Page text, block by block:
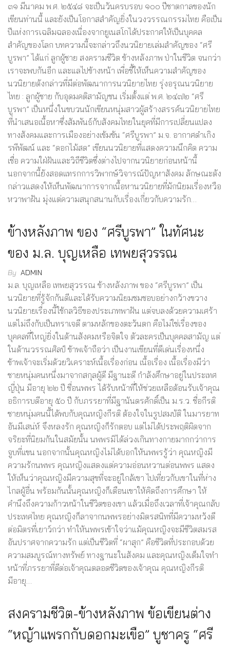
๓๑ มีนาคม พ.ศ. ๒๕๔๘ จะเป็นวันครบรอบ ๑๐๐ ปีชาตกาลของนัก
เขียนท่านนี้ และยังเป็นโอกาสสำคัญยิ่งในวงวรรณกรรมไทย คือเป็น
ปีแห่งการเฉลิมฉลองเนื่องจากยูเนสโกได้ประกาศให้เป็นบุคคล
สำคัญของโลก บทความนี้จะกล่าวถึงนวนิยายเล่มสำคัญของ “ศรี
บูรพา” ได้แก่ ลูกผู้ชาย สงครามชีวิต ข้างหลังภาพ ป่าในชีวิต จนกว่า
เราจะพบกันอีก และแลไปข้างหน้า เพื่อชี้ให้เห็นความสำคัญของ
นวนิยายดังกล่าวที่มีต่อพัฒนาการนวนิยายไทย รุ่งอรุณนวนิยาย
ไทย : ลูกผู้ชาย กับอุดมคติสามัญชน เริ่มตั้งแต่ พ.ศ. ๒๔๗๒ “ศรี
บูรพา” เป็นหนึ่งในขบวนนักเขียนหนุ่มสาวผู้สร้างสรรค์นวนิยายไทย
ที่นำเสนอเนื้อหาซึ่งสัมพันธ์กับสังคมไทยในยุคที่มีการเปลี่ยนแปลง
ทางสังคมและการเมืองอย่างเข้มข้น “ศรีบูรพา” ม.จ. อากาศดำเกิง
รพีพัฒน์ และ “ดอกไม้สด” เขียนนวนิยายที่แสดงความนึกคิด ความ
เชื่อ ความใฝ่ฝันและวิถีชีวิตซึ่งต่างไปจากนวนิยายก่อนหน้านี้
นอกจากนี้ยังสอดแทรกการวิพากษ์วิจารณ์ปัญหาสังคม ลักษณะดัง
กล่าวแสดงให้เห็นพัฒนาการจากเนื้อหานวนิยายที่มักนิยมเรื่องหวือ
หวาพาฝัน มุ่งแต่ความสนุกสนานกับเรื่องเกี่ยวกับความรัก…
ข้างหลังภาพ ของ “ศรีบูรพา” ในทัศนะ
ของ ม.ล. บุญเหลือ เทพยสุวรรณ
By ADMIN
ม.ล. บุญเหลือ เทพยสุวรรณ ข้างหลังภาพ ของ “ศรีบูรพา” เป็น
นวนิยายที่รู้จักกันดีและได้รับความนิยมชมชอบอย่างกว้างขวาง
นวนิยายเรื่องนี้ใช้กลวิธีของประเภทพาฝัน แต่จบลงด้วยความเศร้า
แต่ไม่ถึงกับเป็นทราเจดี ตามหลักของตะวันตก คือไม่ใช่เรื่องของ
บุคคลที่ใหญ่ยิ่งในด้านสังคมหรือจิตใจ ตัวละครเป็นบุคคลสามัญ แต่
ในด้านวรรณศิลป์ ข้าพเจ้าถือว่า เป็นงานเขียนที่ดีเด่นเรื่องหนึ่ง
ข้าพเจ้าจะเริ่มด้วยวิเคราะห์เนื้อเรื่องก่อน เนื้อเรื่อง เนื้อเรื่องมีว่า
ชายหนุ่มคนหนึ่งมาจากสกุลผู้ดี มีฐานะดี กำลังศึกษาอยู่ในประเทศ
ญี่ปุ่น มีอายุ ๒๒ ปี ชื่อนพพร ได้รับหน้าที่ให้ช่วยเหลือต้อนรับเจ้าคุณ
อธิการบดีอายุ ๕๐ ปี กับภรรยาที่มีฐานันดรศักดิ์เป็น ม.ร.ว. ชื่อกีรติ
ชายหนุ่มคนนี้ได้พบกับคุณหญิงกีรติ ต้องใจในรูปสมบัติ ในมารยาท
อันมีเสน่ห์ จึงหลงรัก คุณหญิงก็รักตอบ แต่ไม่ได้ประพฤติผิดจาก
จริยะที่นิยมกันในสมัยนั้น นพพรมิได้ล่วงเกินทางกายมากกว่าการ
จูบที่แขน นอกจากนั้นคุณหญิงไม่ได้บอกให้นพพรรู้ว่า คุณหญิงมี
ความรักนพพร คุณหญิงแสดงแต่ความอ่อนหวานต่อนพพร แสดง
ให้เห็นว่าคุณหญิงมีความสุขที่จะอยู่ใกล้เขา ไปเที่ยวกับเขาในที่ห่าง
ไกลผู้อื่น พร้อมกันนั้นคุณหญิงก็เตือนเขาให้คิดถึงการศึกษา ให้
คำนึงถึงความก้าวหน้าในชีวิตของเขา แล้วเมื่อถึงเวลาที่เจ้าคุณกลับ
ประเทศไทย คุณหญิงก็ลาจากนพพรอย่างมิตรสนิทที่มีความหวังดี
ต่อมิตรที่เยาว์กว่า ทำให้นพพรเข้าใจว่าแม้คุณหญิงจะมีชีวิตสมรส
อันปราศจากความรัก แต่เป็นชีวิตที่ “ผาสุก” คือชีวิตที่ประกอบด้วย
ความสมบูรณ์ทางทรัพย์ ทางฐานะในสังคม และคุณหญิงเต็มใจทำ
หน้าที่ภรรยาที่ดีต่อเจ้าคุณตลอดชีวิตของเจ้าคุณ คุณหญิงกีรติ
มีอายุ…
สงครามชีวิต-ข้างหลังภาพ ข้อเขียนต่าง
“หญ้าแพรกกับดอกมะเขือ” บูชาครู “ศรี